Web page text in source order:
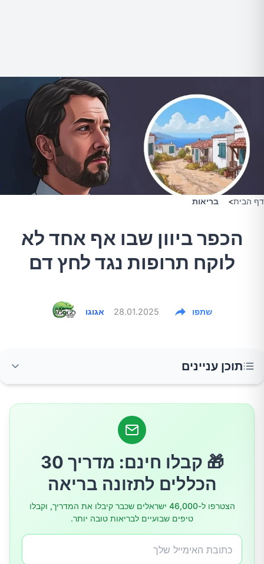
דף הבית> בריאות
הכפר ביוון שבו אף אחד לא
לוקח תרופות נגד לחץ דם
אגוגו 28.01.2025 שתפו
תוכן עניינים
הכפרים המיוחדים בהרי כרתים
המחקר הגנטי המהפכני
הייחודיות הגנטית
השלכות המחקר
🎁 קבלו חינם: מדריך 30
הכללים לתזונה בריאה
הצטרפו ל-46,000 ישראלים שכבר קיבלו את המדריך, וקבלו
טיפים שבועיים לבריאות טובה יותר.